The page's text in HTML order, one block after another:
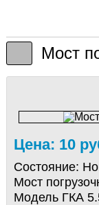
Мост
Цена: 10
Состояние:
Мост
Модель ГКА